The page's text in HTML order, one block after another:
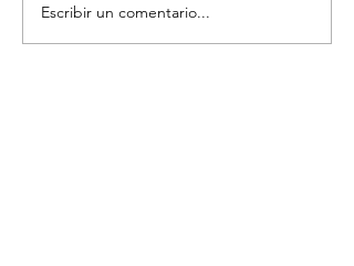
Frases
Quiero
Escribir un comentario...